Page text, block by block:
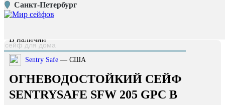
Санкт-Петербург
Главная страница /
Каталог /
В наличии
Sentry Safe — США
ОГНЕВОДОСТОЙКИЙ СЕЙФ
SENTRYSAFE SFW 205 GPC В